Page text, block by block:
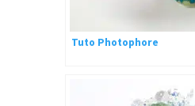
Tuto Photophore